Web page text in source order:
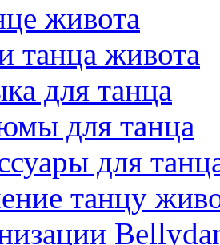
живота
танца живота
для танца
для танца
для
танцу